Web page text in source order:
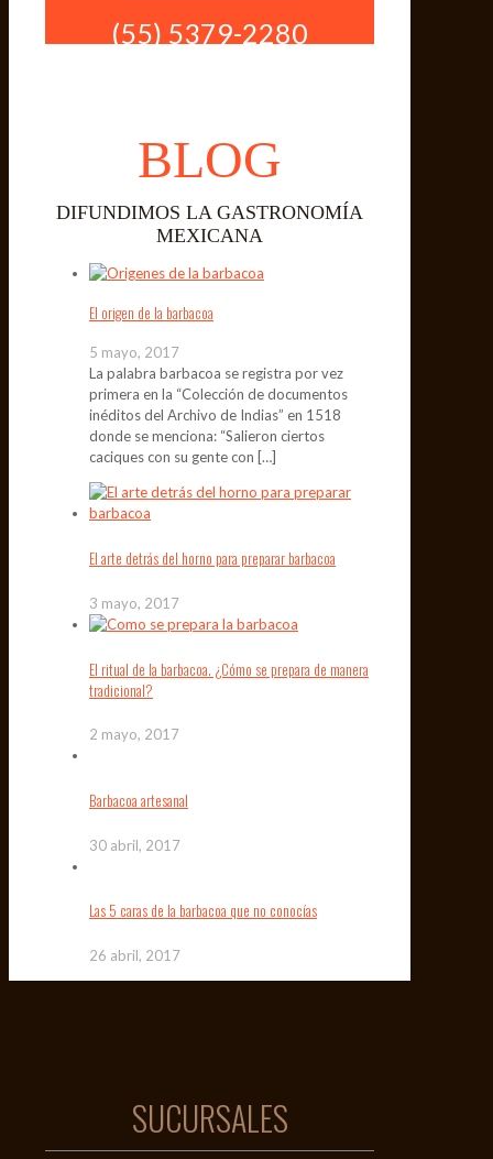
(55) 5379-2280
BLOG
DIFUNDIMOS LA GASTRONOMÍA
MEXICANA
El origen de la barbacoa
5 mayo, 2017
La palabra barbacoa se registra por vez
primera en la “Colección de documentos
inéditos del Archivo de Indias” en 1518
donde se menciona: “Salieron ciertos
caciques con su gente con […]
El arte detrás del horno para preparar barbacoa
3 mayo, 2017
El ritual de la barbacoa. ¿Cómo se prepara de manera
tradicional?
2 mayo, 2017
Barbacoa artesanal
30 abril, 2017
Las 5 caras de la barbacoa que no conocías
26 abril, 2017
SUCURSALES